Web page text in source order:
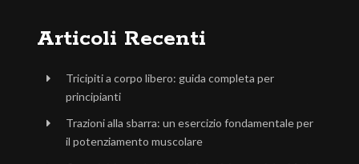
Articoli Recenti
Tricipiti a corpo libero: guida completa per
principianti
Trazioni alla sbarra: un esercizio fondamentale per
il potenziamento muscolare